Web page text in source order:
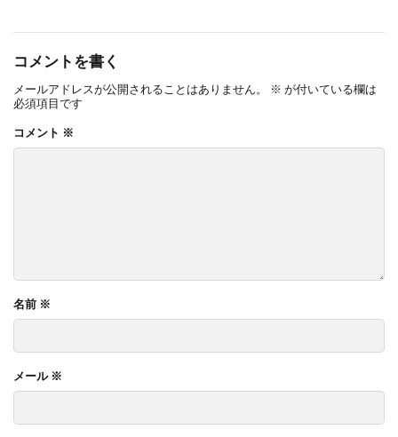
コメントを書く
メールアドレスが公開されることはありません。 ※ が付いている欄は
必須項目です
コメント ※
名前 ※
メール ※